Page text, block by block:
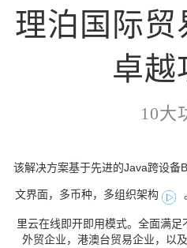
理泊国际贸
卓越
10大
该解决方案基于先进的Java跨设备
文界面，多币种，多组织架构
里云在线即开即用模式。全面满
外贸企业，港澳台贸易企业，以